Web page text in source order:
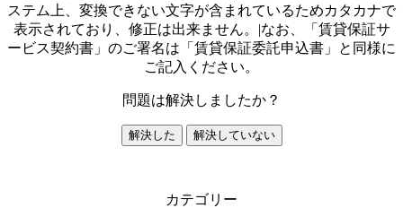
ステム上、変換できない文字が含まれているためカタカナで
表示されており、修正は出来ません。|なお、「賃貸保証サ
ービス契約書」のご署名は「賃貸保証委託申込書」と同様に
ご記入ください。
問題は解決しましたか？
解決した 解決していない
カテゴリー